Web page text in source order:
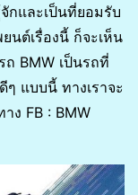
กและเป็นที่ยอมรับ
นต์เรื่องนี้ ก็จะเห็น
BMW เป็นรถที่
แบบนี้ ทางเราจะ
ง FB : BMW